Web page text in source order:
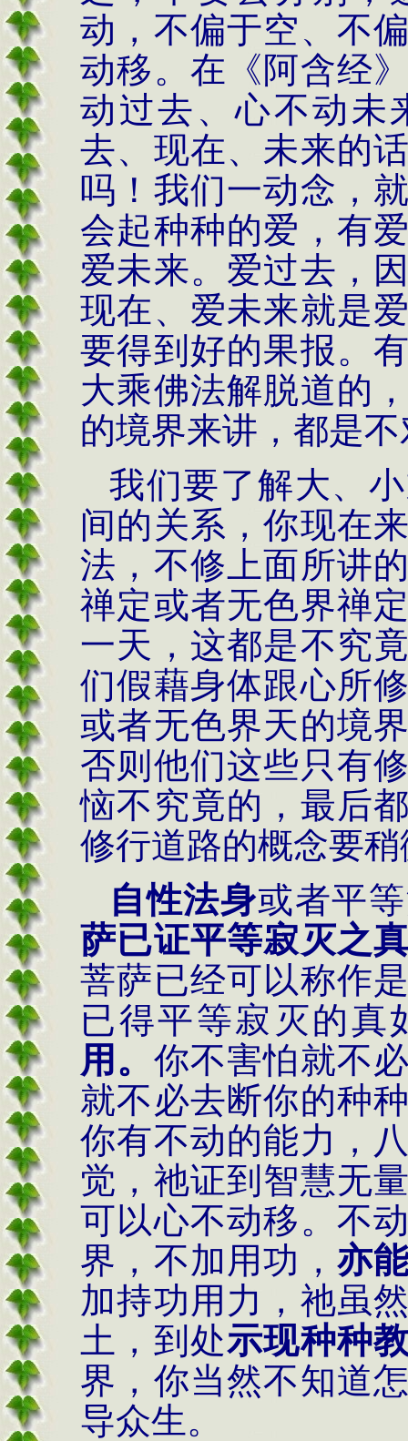
动，不偏于空、不
动移。在《阿含经
动过去、心不动未
去、现在、未来的
吗！我们一动念，
会起种种的爱，有
爱未来。爱过去，
现在、爱未来就是
要得到好的果报。
大乘佛法解脱道的
的境界来讲，都是
我们要了解大、
间的关系，你现在
法，不修上面所讲
禅定或者无色界禅
一天，这都是不究
们假藉身体跟心所
或者无色界天的境
否则他们这些只有
恼不究竟的，最后
修行道路的概念要
自性法身或者平
萨已证平等寂灭之
菩萨已经可以称作
已得平等寂灭的真
用。 你不害怕就不
就不必去断你的种
你有不动的能力，
觉，祂证到智慧无
可以心不动移。不
界，不加用功， 亦
加持功用力，祂虽
土，到处示现种种
界，你当然不知道
导众生。